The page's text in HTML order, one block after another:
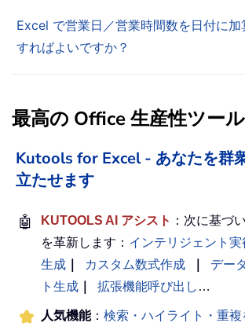
Excel で営業日／営業時間数を日付に加
すればよいですか？
最高の Office 生産性ツール
Kutools for Excel - あなたを群
立たせます
🤖 KUTOOLS AI アシスト ：次に基づ
を革新します： インテリジェント実
生成
カスタム数式作成
デー
ト生成
拡張機能呼び出し …
人気機能： 検索・ハイライト・重